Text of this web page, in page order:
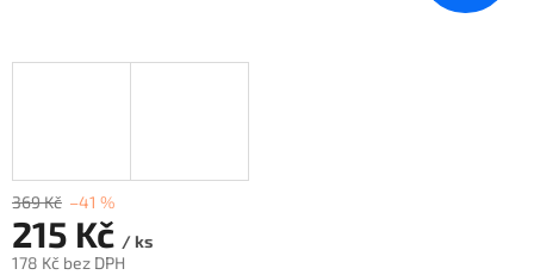
369 Kč –41 %
215 Kč / ks
178 Kč bez DPH